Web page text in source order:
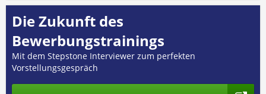
Die Zukunft des
Bewerbungstrainings
Mit dem Stepstone Interviewer zum perfekten
Vorstellungsgespräch